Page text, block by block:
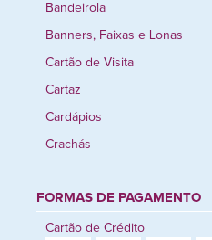
Bandeirola
Banners, Faixas e Lonas
Cartão de Visita
Cartaz
Cardápios
Crachás
FORMAS DE PAGAMENTO
Cartão de Crédito